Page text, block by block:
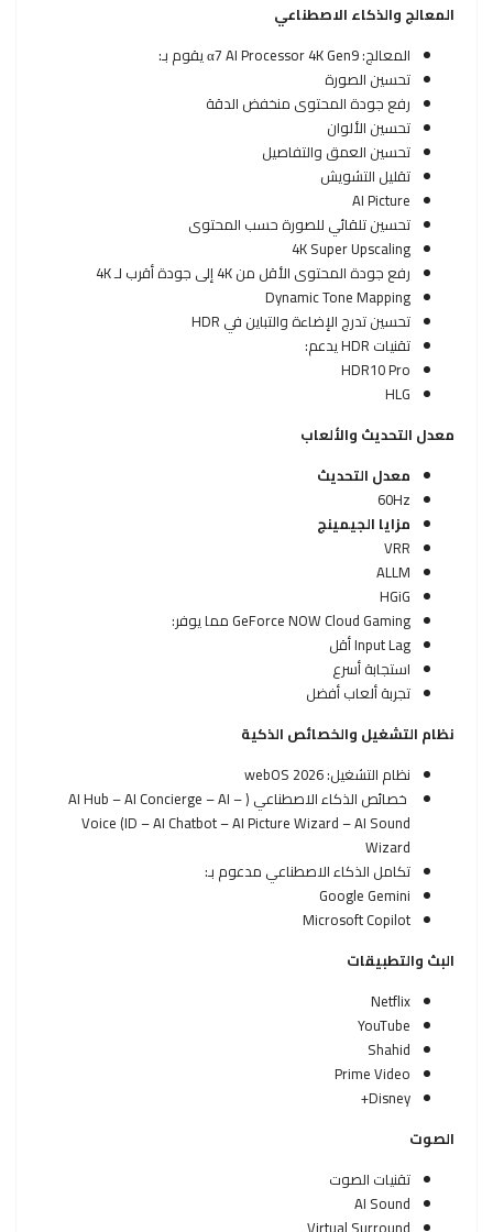
المعالج والذكاء الاصطناعي
المعالج: α7 AI Processor 4K Gen9 يقوم بـ:
تحسين الصورة
رفع جودة المحتوى منخفض الدقة
تحسين الألوان
تحسين العمق والتفاصيل
تقليل التشويش
AI Picture
تحسين تلقائي للصورة حسب المحتوى
4K Super Upscaling
رفع جودة المحتوى الأقل من 4K إلى جودة أقرب لـ 4K
Dynamic Tone Mapping
تحسين تدرج الإضاءة والتباين في HDR
تقنيات HDR يدعم:
HDR10 Pro
HLG
معدل التحديث والألعاب
معدل التحديث
60Hz
مزايا الجيمينج
VRR
ALLM
HGiG
GeForce NOW Cloud Gaming مما يوفر:
Input Lag أقل
استجابة أسرع
تجربة ألعاب أفضل
نظام التشغيل والخصائص الذكية
نظام التشغيل: webOS 2026
خصائص الذكاء الاصطناعي ( – AI Hub – AI Concierge – AI
Voice (ID – AI Chatbot – AI Picture Wizard – AI Sound
Wizard
تكامل الذكاء الاصطناعي مدعوم بـ:
Google Gemini
Microsoft Copilot
البث والتطبيقات
Netflix
YouTube
Shahid
Prime Video
Disney+
الصوت
تقنيات الصوت
AI Sound